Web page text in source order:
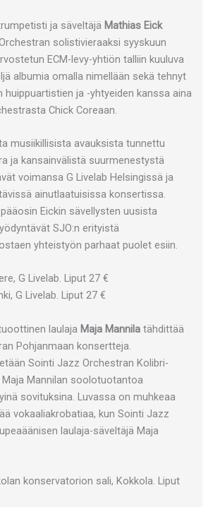
ja säveltäjä Mathias Eick
solistivieraaksi syyskuun
ECM-levy-yhtiön talliin kuuluva
albumia omalla nimellään sekä tehnyt
huippuartistien ja -yhtyeiden kanssa aina
Chick Coreaan.
musiikillisista avauksista tunnettu
ja kansainvälistä suurmenestystä
voimansa G Livelab Helsingissä ja
ainutlaatuisissa konsertissa.
Eickin sävellysten uusista
SJO:n erityistä
yhteistyön parhaat puolet esiin.
G Livelab. Liput 27 €
G Livelab. Liput 27 €
laulaja Maja Mannila tähdittää
Pohjanmaan konsertteja.
Sointi Jazz Orchestran Kolibri-
Maja Mannilan soolotuotantoa
sovituksina. Luvassa on muhkeaa
vokaaliakrobatiaa, kun Sointi Jazz
laulaja-säveltäjä Maja
konservatorion sali, Kokkola. Liput